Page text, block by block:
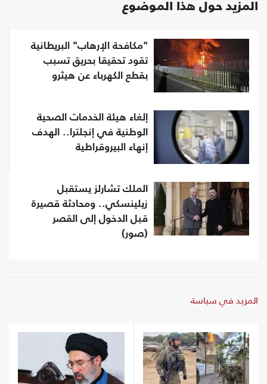
المزيد حول هذا الموضوع
"مكافحة الإرهاب" البريطانية
تقود تحقيقا بحريق تسبب
بقطع الكهرباء عن هيثرو
إلغاء هيئة الخدمات الصحية
الوطنية في إنجلترا.. الهدف
إنهاء البيروقراطية
الملك تشارلز يستقبل
زيلينسكي.. ومحادثة قصيرة
قبل الدخول إلى القصر
(صور)
المزيد في سياسة